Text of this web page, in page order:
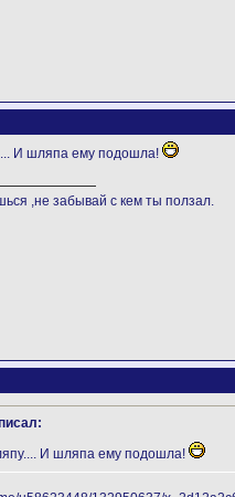
И шляпа ему подошла!
,не забывай с кем ты ползал.
И шляпа ему подошла!